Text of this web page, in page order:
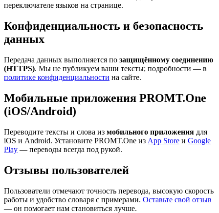
переключателе языков на странице.
Конфиденциальность и безопасность
данных
Передача данных выполняется по защищённому соединению
(HTTPS). Мы не публикуем ваши тексты; подробности — в
политике конфиденциальности на сайте.
Мобильные приложения PROMT.One
(iOS/Android)
Переводите тексты и слова из мобильного приложения для
iOS и Android. Установите PROMT.One из App Store и Google
Play — переводы всегда под рукой.
Отзывы пользователей
Пользователи отмечают точность перевода, высокую скорость
работы и удобство словаря с примерами. Оставьте свой отзыв
— он помогает нам становиться лучше.